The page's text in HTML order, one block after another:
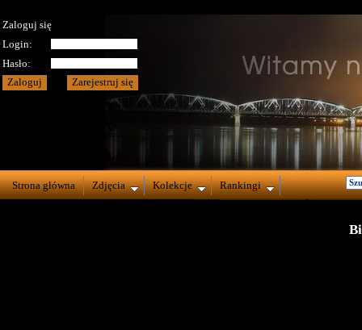
Zaloguj się
Login:
Hasło:
Strona główna Zdjęcia Kolekcje Rankingi